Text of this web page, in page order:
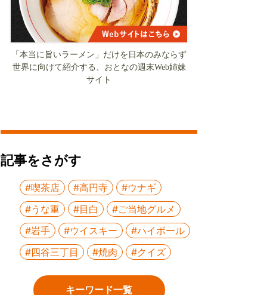
「本当に旨いラーメン」だけを日本のみならず
世界に向けて紹介する、おとなの週末Web姉妹
サイト
記事をさがす
#喫茶店 #高円寺
#ウナギ
#うな重
#目白
#ご当地グルメ
#岩手
#ウイスキー
#ハイボール
#四谷三丁目
#焼肉 #クイズ
キーワード一覧